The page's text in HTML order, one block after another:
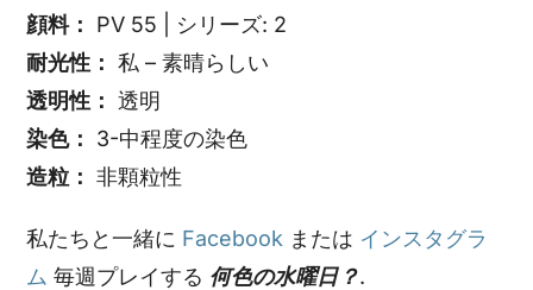
顔料：
PV 55 | シリーズ: 2
耐光性： 私 – 素晴らしい
透明性： 透明
染色：
3-中程度の染色
造粒： 非顆粒性
私たちと一緒に Facebook または インスタグラ
ム 毎週プレイする 何色の水曜日？.